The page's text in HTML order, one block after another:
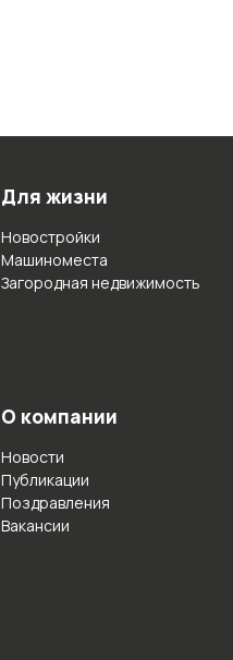
Для жизни
Новостройки
Машиноместа
Загородная недвижимость
О компании
Новости
Публикации
Поздравления
Вакансии